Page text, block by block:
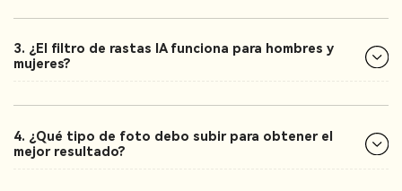
3. ¿El filtro de rastas IA funciona para hombres y
mujeres?
4. ¿Qué tipo de foto debo subir para obtener el
mejor resultado?